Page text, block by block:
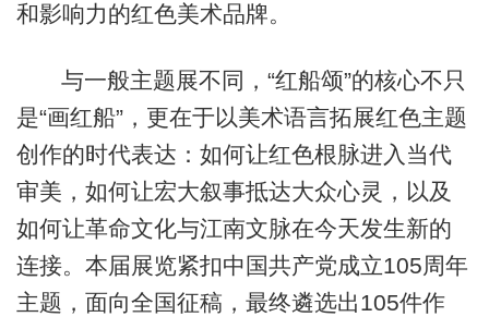
和影响力的红色美术品牌。
与一般主题展不同，“红船颂”的核心不只
是“画红船”，更在于以美术语言拓展红色主题
创作的时代表达：如何让红色根脉进入当代
审美，如何让宏大叙事抵达大众心灵，以及
如何让革命文化与江南文脉在今天发生新的
连接。本届展览紧扣中国共产党成立105周年
主题，面向全国征稿，最终遴选出105件作